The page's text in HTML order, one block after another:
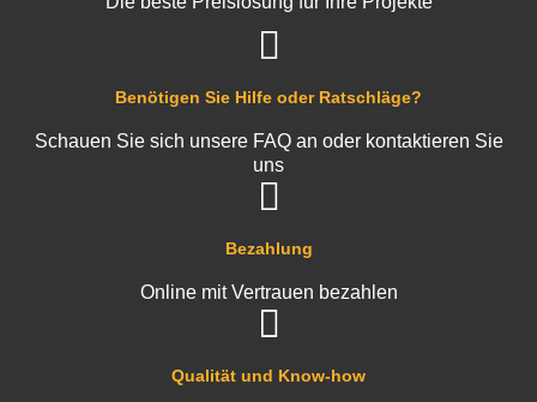
Qualität und Know-how
Bezahlung
Online mit Vertrauen bezahlen
Benötigen Sie Hilfe oder Ratschläge?
Schauen Sie sich unsere FAQ an oder kontaktieren Sie
uns